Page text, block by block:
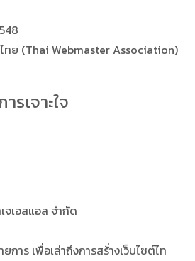
ย (Thai Webmaster Association)
เจาะใจ
จเอสแอล จำกัด
การ เพื่อเล่าถึงการสร้่างเว็บไซต์ไท